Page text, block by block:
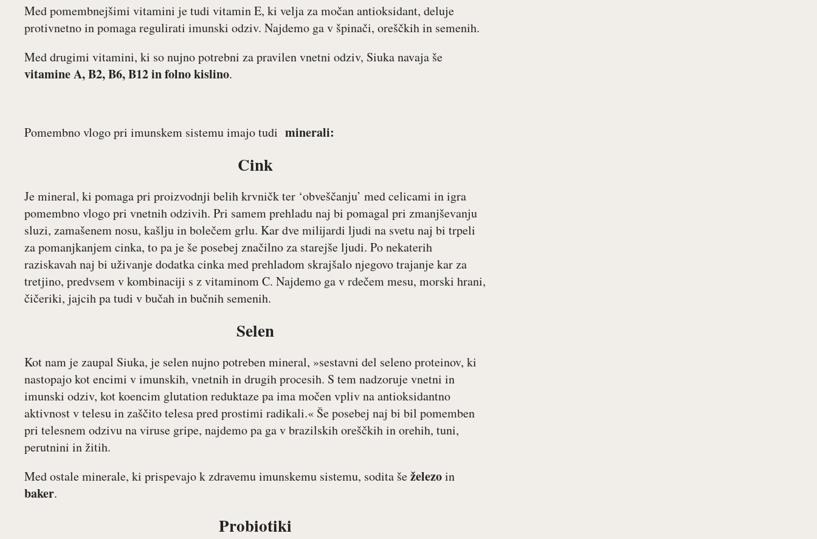
Med pomembnejšimi vitamini je tudi vitamin E, ki velja za močan antioksidant, deluje
protivnetno in pomaga regulirati imunski odziv. Najdemo ga v špinači, oreščkih in semenih.
Med drugimi vitamini, ki so nujno potrebni za pravilen vnetni odziv, Siuka navaja še
vitamine A, B2, B6, B12 in folno kislino.
Pomembno vlogo pri imunskem sistemu imajo tudi minerali:
Cink
Je mineral, ki pomaga pri proizvodnji belih krvničk ter ‘obveščanju’ med celicami in igra
pomembno vlogo pri vnetnih odzivih. Pri samem prehladu naj bi pomagal pri zmanjševanju
sluzi, zamašenem nosu, kašlju in bolečem grlu. Kar dve milijardi ljudi na svetu naj bi trpeli
za pomanjkanjem cinka, to pa je še posebej značilno za starejše ljudi. Po nekaterih
raziskavah naj bi uživanje dodatka cinka med prehladom skrajšalo njegovo trajanje kar za
tretjino, predvsem v kombinaciji s z vitaminom C. Najdemo ga v rdečem mesu, morski hrani,
čičeriki, jajcih pa tudi v bučah in bučnih semenih.
Selen
Kot nam je zaupal Siuka, je selen nujno potreben mineral, »sestavni del seleno proteinov, ki
nastopajo kot encimi v imunskih, vnetnih in drugih procesih. S tem nadzoruje vnetni in
imunski odziv, kot koencim glutation reduktaze pa ima močen vpliv na antioksidantno
aktivnost v telesu in zaščito telesa pred prostimi radikali.« Še posebej naj bi bil pomemben
pri telesnem odzivu na viruse gripe, najdemo pa ga v brazilskih oreščkih in orehih, tuni,
perutnini in žitih.
Med ostale minerale, ki prispevajo k zdravemu imunskemu sistemu, sodita šeželezoin
baker.
Probiotiki